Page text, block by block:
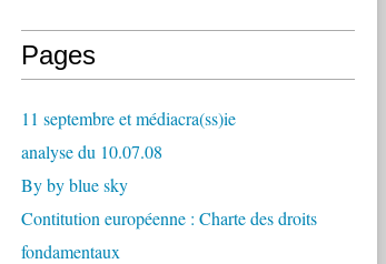
Pages
11 septembre et médiacra(ss)ie
analyse du 10.07.08
By by blue sky
Contitution européenne : Charte des droits
fondamentaux